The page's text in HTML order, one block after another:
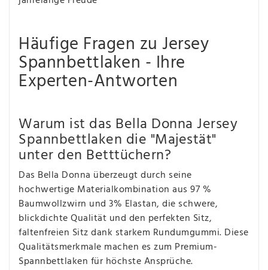
Häufige Fragen zu Jersey
Spannbettlaken - Ihre
Experten-Antworten
Warum ist das Bella Donna Jersey
Spannbettlaken die "Majestät"
unter den Betttüchern?
Das Bella Donna überzeugt durch seine
hochwertige Materialkombination aus 97 %
Baumwollzwirn und 3% Elastan, die schwere,
blickdichte Qualität und den perfekten Sitz,
faltenfreien Sitz dank starkem Rundumgummi. Diese
Qualitätsmerkmale machen es zum Premium-
Spannbettlaken für höchste Ansprüche.